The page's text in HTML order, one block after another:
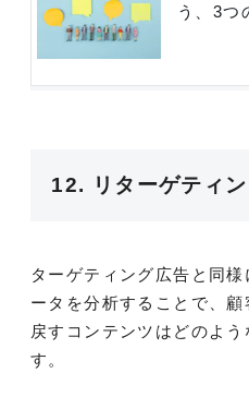
う、3つ
12. リターゲティ
ターゲティング広告と同
ータを分析することで、
戻すコンテンツはどのよ
す。